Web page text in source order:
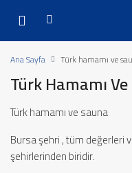
Ana Sayfa Türk hamamı ve
Türk Hamamı
Türk hamamı ve sauna
Bursa şehri , tüm değerleri
şehirlerinden biridir.